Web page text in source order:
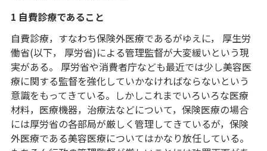
1 自費診療であること
自費診療，すなわち保険外医療であるがゆえに， 厚生労
働省(以下， 厚労省)による管理監督が大変緩いという現
実がある。 厚労省や消費者庁なども最近では少し美容医
療に関する監督を強化していかなければならないという
意識をもってきている。しかしこれまでいろいろな医療
材料，医療機器，治療法などについて，保険医療の場合
には厚労省の各部局が厳しく管理してきているが，保険
外医療である美容医療についてはかなり放任している。